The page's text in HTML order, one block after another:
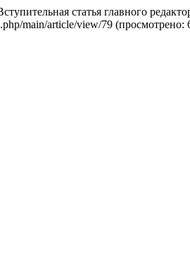
статья главного
main/article/view/79 (просмотрено: